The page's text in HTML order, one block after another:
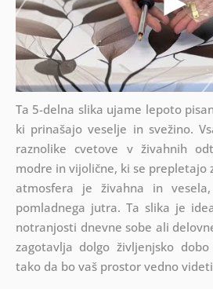
Ta 5-delna slika ujame lepoto
ki prinašajo veselje in svežino.
raznolike cvetove v živahnih
modre in vijolične, ki se prepletajo
atmosfera je živahna in
pomladnega jutra. Ta slika je
notranjosti dnevne sobe ali
zagotavlja dolgo življenjsko
tako da bo vaš prostor vedno